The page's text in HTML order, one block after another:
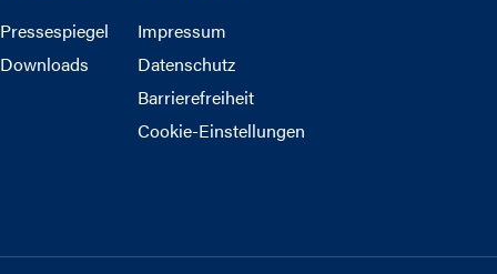
Pressespiegel
Downloads
Impressum
Datenschutz
Barrierefreiheit
Cookie-Einstellungen